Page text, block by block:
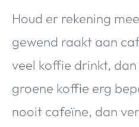
Houd er rekening
gewend raakt aan
veel koffie drinkt,
groene koffie erg
nooit cafeïne, dan